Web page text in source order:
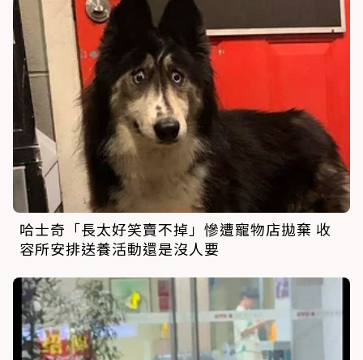
哈士奇「長太好笑賣不掉」慘遭寵物店拋棄 收
容所安排送養活動還是沒人要